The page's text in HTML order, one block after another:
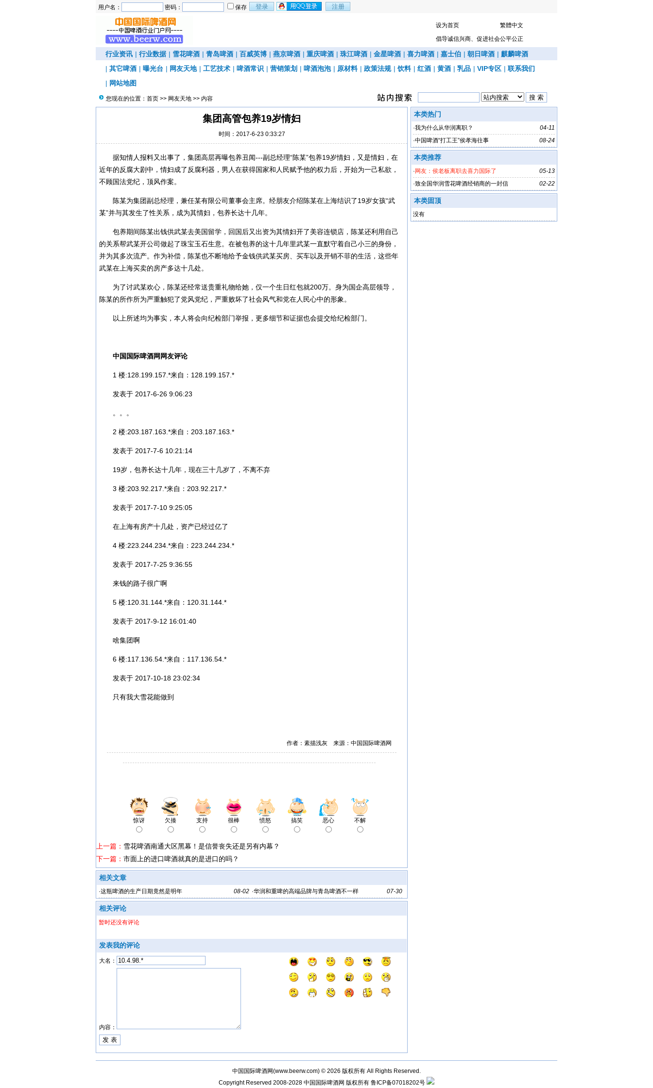
用户名： 密码： 保存
设为首页
繁體中文
倡导诚信兴商、促进社会公平公正
行业资讯 | 行业数据 | 雪花啤酒 | 青岛啤酒 | 百威英博 | 燕京啤酒 | 重庆啤酒 | 珠江啤酒 | 金星啤酒 | 喜力啤酒 | 嘉士伯 | 朝日啤酒 | 麒麟啤酒
| 其它啤酒 | 曝光台 | 网友天地 | 工艺技术 | 啤酒常识 | 营销策划 | 啤酒泡泡 | 原材料 | 政策法规 | 饮料 | 红酒 | 黄酒 | 乳品 | VIP专区 | 联系我们
| 网站地图
您现在的位置： 首页 >> 网友天地 >> 内容
集团高管包养19岁情妇
时间：2017-6-23 0:33:27
据知情人报料又出事了，集团高层再曝包养丑闻---副总经理“陈某”包养19岁情妇，又是情妇，在
近年的反腐大剧中，情妇成了反腐利器，男人在获得国家和人民赋予他的权力后，开始为一己私欲，
不顾国法党纪，顶风作案。
陈某为集团副总经理，兼任某有限公司董事会主席。经朋友介绍陈某在上海结识了19岁女孩“武
某”并与其发生了性关系，成为其情妇，包养长达十几年。
包养期间陈某出钱供武某去美国留学，回国后又出资为其情妇开了美容连锁店，陈某还利用自己
的关系帮武某开公司做起了珠宝玉石生意。在被包养的这十几年里武某一直默守着自己小三的身份，
并为其多次流产。作为补偿，陈某也不断地给予金钱供武某买房、买车以及开销不菲的生活，这些年
武某在上海买卖的房产多达十几处。
为了讨武某欢心，陈某还经常送贵重礼物给她，仅一个生日红包就200万。身为国企高层领导，
陈某的所作所为严重触犯了党风党纪，严重败坏了社会风气和党在人民心中的形象。
以上所述均为事实，本人将会向纪检部门举报，更多细节和证据也会提交给纪检部门。
中国国际啤酒网网友评论
1 楼:128.199.157.*来自：128.199.157.*
发表于 2017-6-26 9:06:23
。。。
2 楼:203.187.163.*来自：203.187.163.*
发表于 2017-7-6 10:21:14
19岁，包养长达十几年，现在三十几岁了，不离不弃
3 楼:203.92.217.*来自：203.92.217.*
发表于 2017-7-10 9:25:05
在上海有房产十几处，资产已经过亿了
4 楼:223.244.234.*来自：223.244.234.*
发表于 2017-7-25 9:36:55
来钱的路子很广啊
5 楼:120.31.144.*来自：120.31.144.*
发表于 2017-9-12 16:01:40
啥集团啊
6 楼:117.136.54.*来自：117.136.54.*
发表于 2017-10-18 23:02:34
只有我大雪花能做到
作者：素描浅灰 来源：中国国际啤酒网
惊讶 欠揍 支持 很棒 愤怒 搞笑 恶心 不解
上一篇： 雪花啤酒南通大区黑幕！是信誉丧失还是另有内幕？
下一篇： 市面上的进口啤酒就真的是进口的吗？
相关文章
08-02
·这瓶啤酒的生产日期竟然是明年 07-30
·华润和重啤的高端品牌与青岛啤酒不一样
相关评论
暂时还没有评论
发表我的评论
大名：
内容：
本类热门
04-11
·我为什么从华润离职？
08-24
·中国啤酒“打工王”侯孝海往事
本类推荐
05-13
· 网友：侯老板离职去喜力国际了
02-22
·致全国华润雪花啤酒经销商的一封信
本类固顶
没有
中国国际啤酒网(www.beerw.com) © 2026 版权所有 All Rights Reserved.
Copyright Reserved 2008-2028 中国国际啤酒网 版权所有 鲁ICP备07018202号